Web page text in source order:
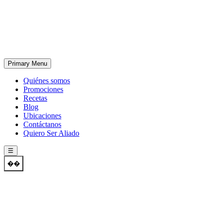
Primary Menu
Quiénes somos
Promociones
Recetas
Blog
Ubicaciones
Contáctanos
Quiero Ser Aliado
☰
��